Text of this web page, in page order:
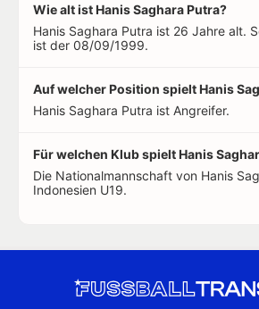
Wie alt ist Hanis Saghara Putra?
Hanis Saghara Putra ist 26 Jahre alt.
ist der 08/09/1999.
Auf welcher Position spielt Hanis
Hanis Saghara Putra ist Angreifer.
Für welchen Klub spielt Hanis
Die Nationalmannschaft von Hanis
Indonesien U19.